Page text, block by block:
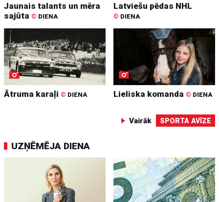
Jaunais talants un mēra
sajūta © DIENA
Latviešu pēdas NHL
© DIENA
Ātruma karaļi © DIENA Lieliska komanda © DIENA
Vairāk SPORTA AVĪZE
UZŅĒMĒJA DIENA